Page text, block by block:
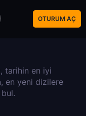
OTURUM AÇ
tarihin en iyi
en yeni dizilere